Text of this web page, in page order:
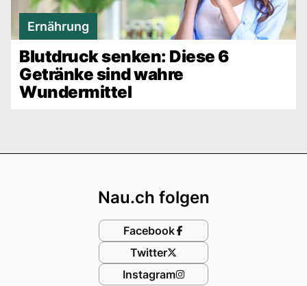
Ernährung
Blutdruck senken: Diese 6
Getränke sind wahre
Wundermittel
Nau.ch folgen
Facebook
Twitter
Instagram